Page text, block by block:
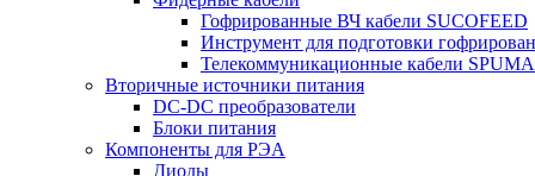
Гофрированные ВЧ кабели SUCOFEED
Инструмент для подготовки
Телекоммуникационные кабели SPUMA
Вторичные источники питания
DC-DC преобразователи
Блоки питания
Компоненты для РЭА
Диоды